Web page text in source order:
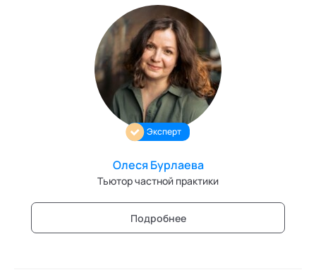
Эксперт
Олеся Бурлаева
Тьютор частной практики
Подробнее